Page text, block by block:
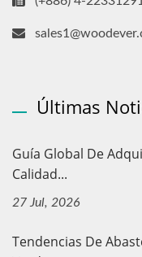
Últimas
Guía Global De
Calidad...
27 Jul, 2026
Tendencias De